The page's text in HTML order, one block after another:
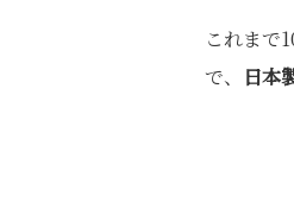
これまで
で、
日本